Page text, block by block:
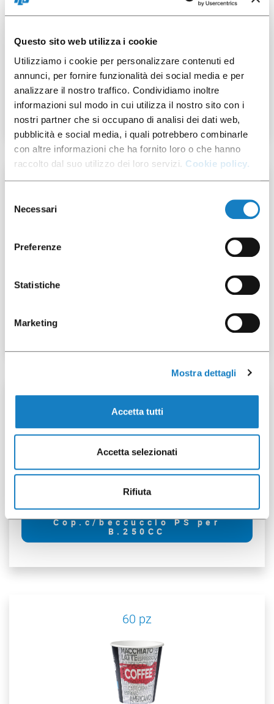
Questo sito web utilizza i cookie
Utilizziamo i cookie per personalizzare contenuti ed
annunci, per fornire funzionalità dei social media e per
analizzare il nostro traffico. Condividiamo inoltre
informazioni sul modo in cui utilizza il nostro sito con i
nostri partner che si occupano di analisi dei dati web,
pubblicità e social media, i quali potrebbero combinarle
con altre informazioni che ha fornito loro o che hanno
raccolto dal suo utilizzo dei loro servizi. Cookie policy.
delNecessari
Preferenze
Statistiche
Marketing
Mostra dettagli
Accetta tutti
Accetta selezionati
Rifiuta
103000947
B.25-28cl/8.9oz MAORI
100 pz
292023
Cop.c/beccuccio PS per
B.250CC
60 pz